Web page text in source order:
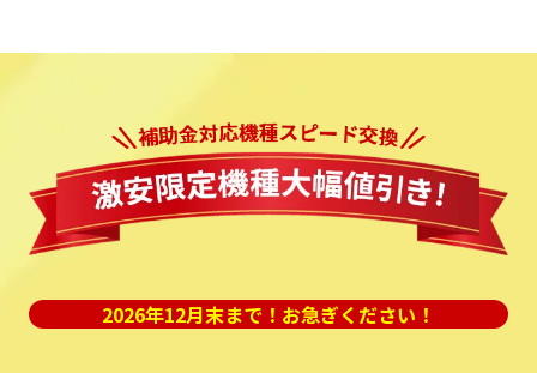
2026年12月末まで！お急ぎください！